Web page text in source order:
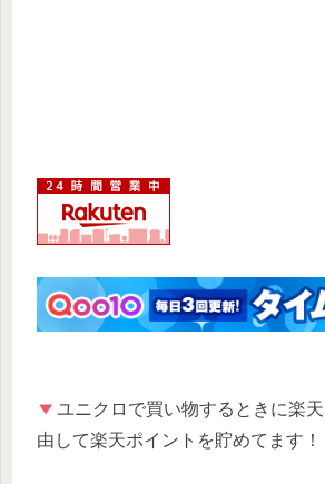
ユニクロで買い物するときに楽
由して楽天ポイントを貯めてます！